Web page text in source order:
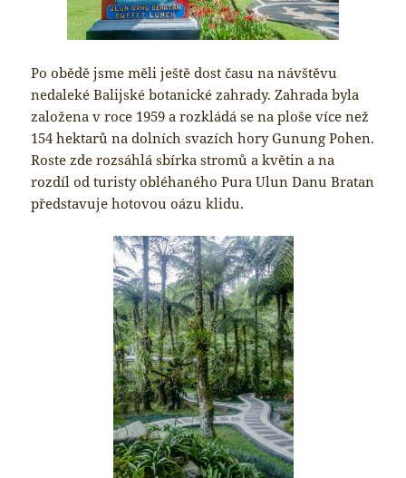
Po obědě jsme měli ještě dost času na návštěvu
nedaleké Balijské botanické zahrady. Zahrada byla
založena v roce 1959 a rozkládá se na ploše více než
154 hektarů na dolních svazích hory Gunung Pohen.
Roste zde rozsáhlá sbírka stromů a květin a na
rozdíl od turisty obléhaného Pura Ulun Danu Bratan
představuje hotovou oázu klidu.